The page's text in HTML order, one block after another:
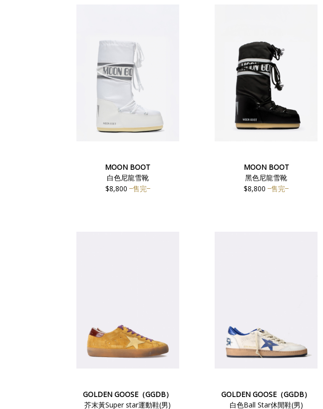
MOON BOOT
白色尼龍雪靴
$8,800
售完
MOON BOOT
黑色尼龍雪靴
$8,800
售完
GOLDEN GOOSE（GGDB）
芥末黃Super star運動鞋(男)
GOLDEN GOOSE（GGDB）
白色Ball Star休閒鞋(男)